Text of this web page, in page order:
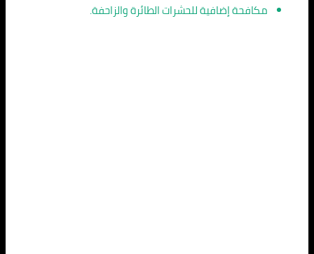
مكافحة إضافية للحشرات الطائرة والزاحفة.